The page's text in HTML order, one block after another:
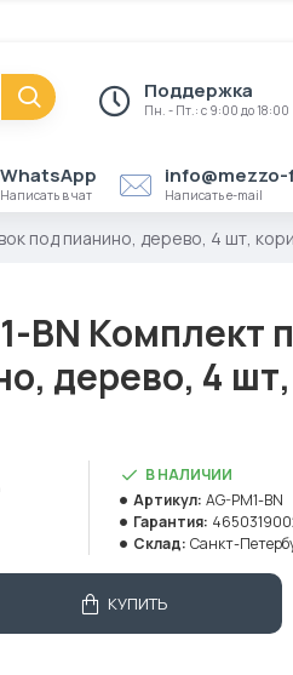
Поддержка
Пн. - Пт.: с 9:00 до 18:00
WhatsApp
Написать в чат Написать e-mail
под пианино, дерево, 4 шт,
BN Комплект
дерево, 4
В НАЛИЧИИ
Артикул: AG-PM1-BN
Гарантия:
Склад: Санкт-
КУПИТЬ